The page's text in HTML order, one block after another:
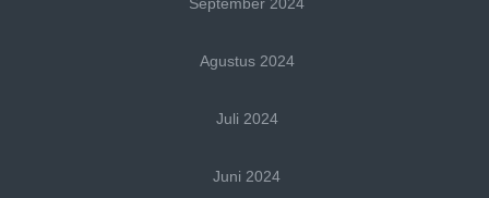
September 2024
Agustus 2024
Juli 2024
Juni 2024